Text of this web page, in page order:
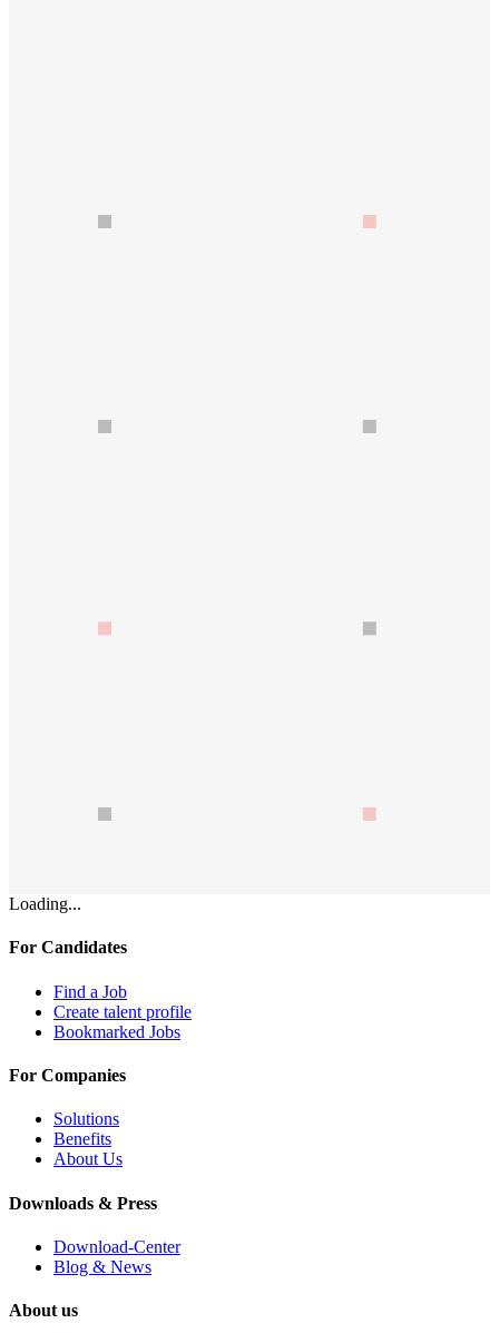
Loading...
For Candidates
Find a Job
Create talent profile
Bookmarked Jobs
For Companies
Solutions
Benefits
About Us
Downloads & Press
Download-Center
Blog & News
About us